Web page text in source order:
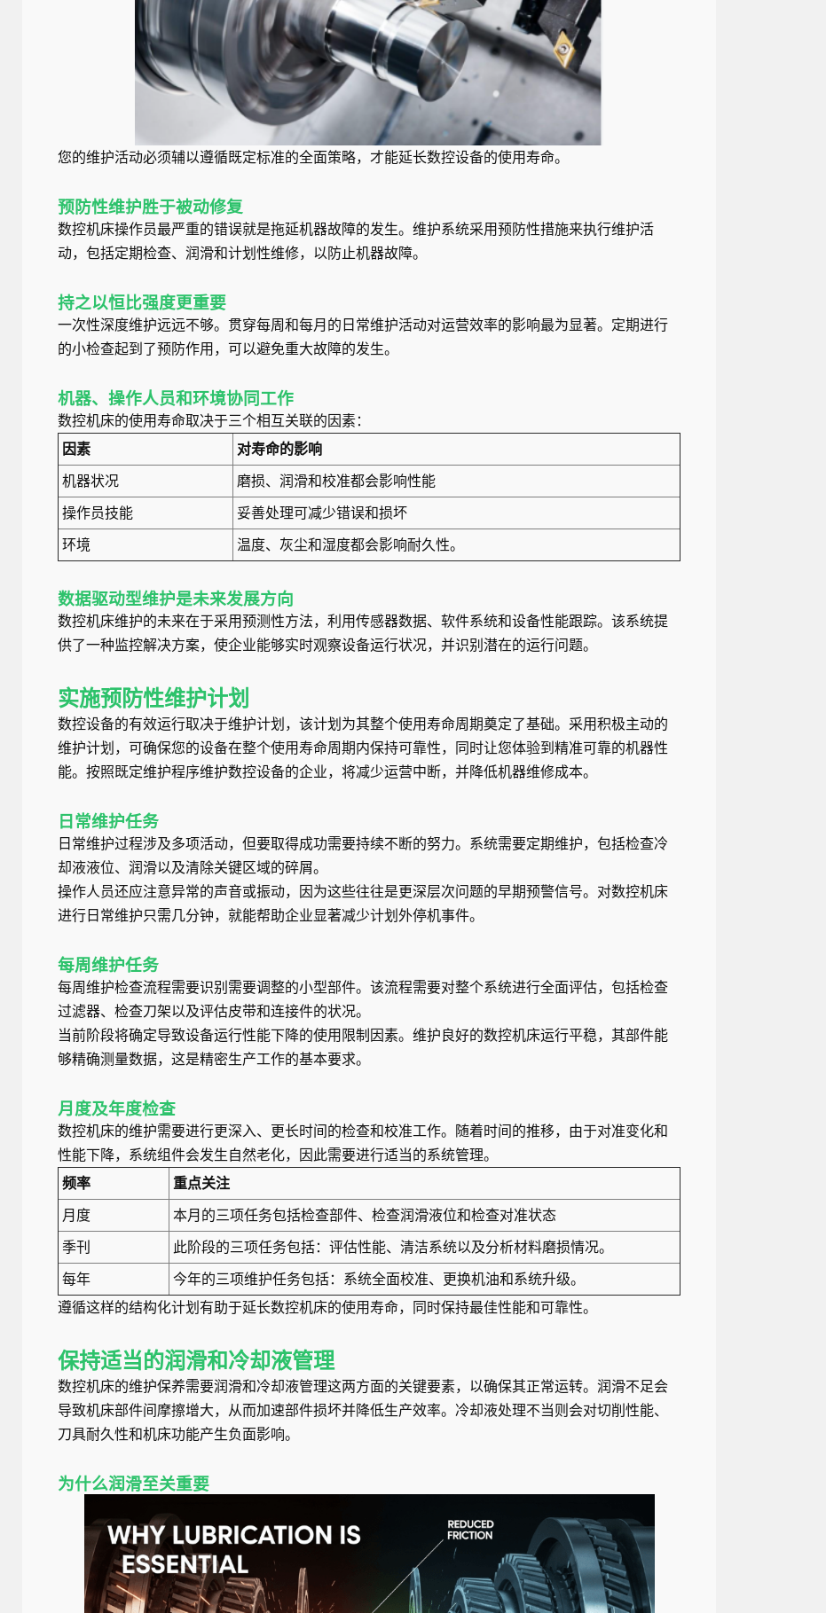
您的维护活动必须辅以遵循既定标准的全面策略，才能延长数控设备的使用寿命。
预防性维护胜于被动修复
数控机床操作员最严重的错误就是拖延机器故障的发生。维护系统采用预防性措​​施来执行维护活
动，包括定期检查、润滑和计划性维修，以防止机器故障。
持之以恒比强度更重要
一次性深度维护远远不够。贯穿每周和每月的日常维护活动对运营效率的影响最为显著。定期进行
的小检查起到了预防作用，可以避免重大故障的发生。
机器、操作人员和环境协同工作
数控机床的使用寿命取决于三个相互关联的因素：
因素
对寿命的影响
机器状况
磨损、润滑和校准都会影响性能
操作员技能
妥善处理可减少错误和损坏
环境
温度、灰尘和湿度都会影响耐久性。
数据驱动型维护是未来发展方向
数控机床维护的未来在于采用预测性方法，利用传感器数据、软件系统和设备性能跟踪。该系统提
供了一种监控解决方案，使企业能够实时观察设备运行状况，并识别潜在的运行问题。
实施预防性维护计划
数控设备的有效运行取决于维护计划，该计划为其整个使用寿命周期奠定了基础。采用积极主动的
维护计划，可确保您的设备在整个使用寿命周期内保持可靠性，同时让您体验到精准可靠的机器性
能。按照既定维护程序维护数控设备的企业，将减少运营中断，并降低机器维修成本。
日常维护任务
日常维护过程涉及多项活动，但要取得成功需要持续不断的努力。系统需要定期维护，包括检查冷
却液液位、润滑以及清除关键区域的碎屑。
操作人员还应注意异常的声音或振动，因为这些往往是更深层次问题的早期预警信号。对数控机床
进行日常维护只需几分钟，就能帮助企业显著减少计划外停机事件。
每周维护任务
每周维护检查流程需要识别需要调整的小型部件。该流程需要对整个系统进行全面评估，包括检查
过滤器、检查刀架以及评估皮带和连接件的状况。
当前阶段将确定导致设备运行性能下降的使用限制因素。维护良好的数控机床运行平稳，其部件能
够精确测量数据，这是精密生产工作的基本要求。
月度及年度检查
数控机床的维护需要进行更深入、更长时间的检查和校准工作。随着时间的推移，由于对准变化和
性能下降，系统组件会发生自然老化，因此需要进行适当的系统管理。
频率
重点关注
月度
本月的三项任务包括检查部件、检查润滑液位和检查对准状态
季刊
此阶段的三项任务包括：评估性能、清洁系统以及分析材料磨损情况。
每年
今年的三项维护任务包括：系统全面校准、更换机油和系统升级。
遵循这样的结构化计划有助于延长数控机床的使用寿命，同时保持最佳性能和可靠性。
保持适当的润滑和冷却液管理
数控机床的维护保养需要润滑和冷却液管理这两方面的关键要素，以确保其正常运转。润滑不足会
导致机床部件间摩擦增大，从而加速部件损坏并降低生产效率。冷却液处理不当则会对切削性能、
刀具耐久性和机床功能产生负面影响。
为什么润滑至关重要